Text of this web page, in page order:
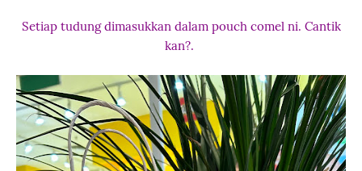
Setiap tudung dimasukkan dalam pouch comel ni. Cantik
kan?.